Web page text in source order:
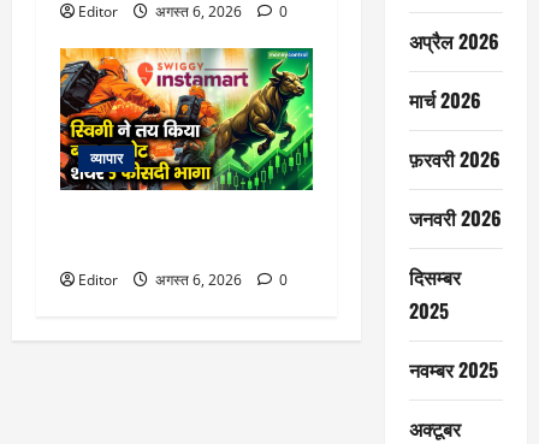
Editor अगस्त 6, 2026 0
व्यापार
Editor अगस्त 6, 2026 0
अप्रैल 2026
मार्च 2026
फ़रवरी 2026
जनवरी 2026
दिसम्बर
2025
नवम्बर 2025
अक्टूबर